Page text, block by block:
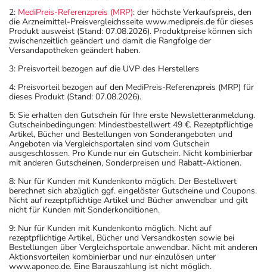
2: MediPreis-Referenzpreis (MRP): der höchste Verkaufspreis, den
die Arzneimittel-Preisvergleichsseite www.medipreis.de für dieses
Produkt ausweist (Stand: 07.08.2026). Produktpreise können sich
zwischenzeitlich geändert und damit die Rangfolge der
Versandapotheken geändert haben.
3: Preisvorteil bezogen auf die UVP des Herstellers
4: Preisvorteil bezogen auf den MediPreis-Referenzpreis (MRP) für
dieses Produkt (Stand: 07.08.2026).
5: Sie erhalten den Gutschein für Ihre erste Newsletteranmeldung.
Gutscheinbedingungen: Mindestbestellwert 49 €. Rezeptpflichtige
Artikel, Bücher und Bestellungen von Sonderangeboten und
Angeboten via Vergleichsportalen sind vom Gutschein
ausgeschlossen. Pro Kunde nur ein Gutschein. Nicht kombinierbar
mit anderen Gutscheinen, Sonderpreisen und Rabatt-Aktionen.
8: Nur für Kunden mit Kundenkonto möglich. Der Bestellwert
berechnet sich abzüglich ggf. eingelöster Gutscheine und Coupons.
Nicht auf rezeptpflichtige Artikel und Bücher anwendbar und gilt
nicht für Kunden mit Sonderkonditionen.
9: Nur für Kunden mit Kundenkonto möglich. Nicht auf
rezeptpflichtige Artikel, Bücher und Versandkosten sowie bei
Bestellungen über Vergleichsportale anwendbar. Nicht mit anderen
Aktionsvorteilen kombinierbar und nur einzulösen unter
www.aponeo.de. Eine Barauszahlung ist nicht möglich.